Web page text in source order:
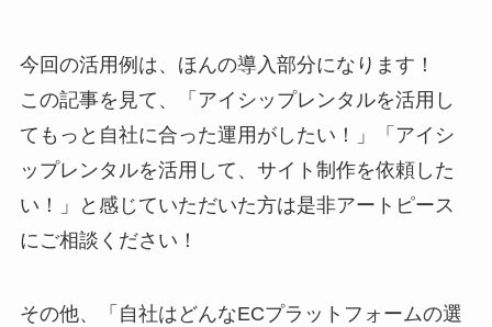
今回の活用例は、ほんの導入部分になります！
この記事を見て、「アイシップレンタルを活用し
てもっと自社に合った運用がしたい！」「アイシ
ップレンタルを活用して、サイト制作を依頼した
い！」と感じていただいた方は是非アートピース
にご相談ください！
その他、「自社はどんなECプラットフォームの選